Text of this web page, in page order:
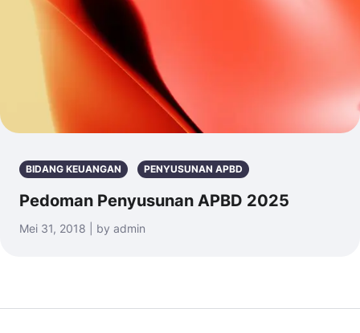
BIDANG KEUANGAN PENYUSUNAN APBD
Pedoman Penyusunan APBD 2025
Mei 31, 2018 | by admin